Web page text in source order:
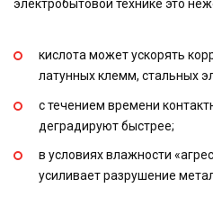
электробытовой технике это
кислота может ускорять
латунных клемм, стальных
с течением времени
деградируют быстрее;
в условиях влажности
усиливает разрушение